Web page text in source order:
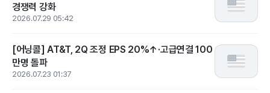
경쟁력 강화
2026.07.29 05:42
[어닝콜] AT&T, 2Q 조정 EPS 20%↑·고급연결 100
만명 돌파
2026.07.23 01:37